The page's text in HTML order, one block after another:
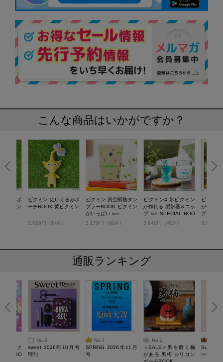
こんな商品はいかがですか？
ぐるみポ
クミン
ピクミン ぬいぐるみポ
ーチBOOK 黄ピクミン
2,629円（税込）
ピクミン 真空断熱タン
ブラーBOOK ピクミン
がいっぱい ver.
3,179円（税込）
ピクミン4 氷ピクミン
が作れる 製氷器＆コッ
プ set SPECIAL BOO
K3,949円（税込）
ピクミ
が作れる
プ set
3,949円
通販ランキング
るスク
ぷにBO
No.6
sweet 2026年10月号
増刊
No.1
SPRiNG 2026年11月
号
No.2
＜SALE＞男を磨く梅
がある 男梅 シリコン
ーツチャ